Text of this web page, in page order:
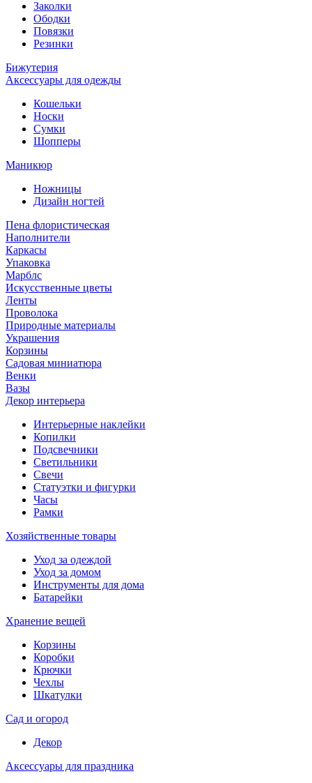
Заколки
Ободки
Повязки
Резинки
Бижутерия
Аксессуары для одежды
Кошельки
Носки
Сумки
Шопперы
Маникюр
Ножницы
Дизайн ногтей
Пена флористическая
Наполнители
Каркасы
Упаковка
Марблс
Искусственные цветы
Ленты
Проволока
Природные материалы
Украшения
Корзины
Садовая миниатюра
Венки
Вазы
Декор интерьера
Интерьерные наклейки
Копилки
Подсвечники
Светильники
Свечи
Статуэтки и фигурки
Часы
Рамки
Хозяйственные товары
Уход за одеждой
Уход за домом
Инструменты для дома
Батарейки
Хранение вещей
Корзины
Коробки
Крючки
Чехлы
Шкатулки
Сад и огород
Декор
Аксессуары для праздника